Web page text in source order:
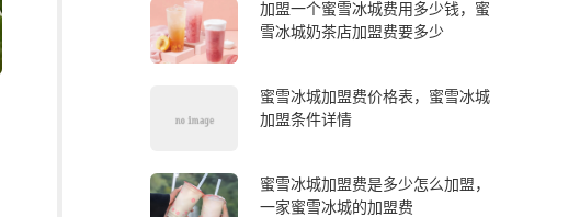
加盟一个蜜雪冰城费用多少钱，蜜
雪冰城奶茶店加盟费要多少
蜜雪冰城加盟费价格表，蜜雪冰城
加盟条件详情
蜜雪冰城加盟费是多少怎么加盟，
一家蜜雪冰城的加盟费